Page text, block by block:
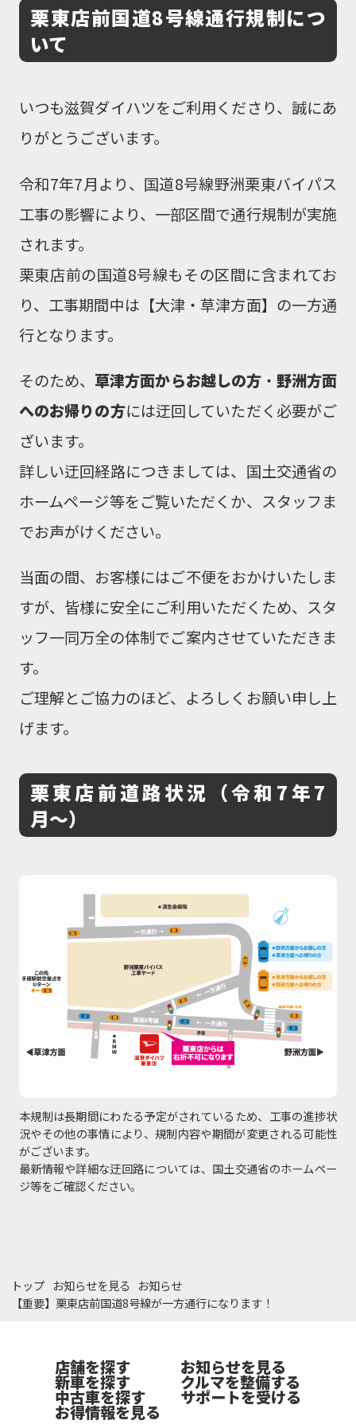
栗東店前国道8号線通行規制につ
いて
いつも滋賀ダイハツをご利用くださり、誠にあ
りがとうございます。
令和7年7月より、国道8号線野洲栗東バイパス
工事の影響により、一部区間で通行規制が実施
されます。
栗東店前の国道8号線もその区間に含まれてお
り、工事期間中は【大津・草津方面】の一方通
行となります。
そのため、 草津方面からお越しの方・ 野洲方面
へのお帰りの方には迂回していただく必要がご
ざいます。
詳しい迂回経路につきましては、国土交通省の
ホームページ等をご覧いただくか、スタッフま
でお声がけください。
当面の間、お客様にはご不便をおかけいたしま
すが、皆様に安全にご利用いただくため、スタ
ッフ一同万全の体制でご案内させていただきま
す。
ご理解とご協力のほど、よろしくお願い申し上
げます。
栗東店前道路状況（令和7年7
月〜）
本規制は長期間にわたる予定がされているため、工事の進捗状
況やその他の事情により、規制内容や期間が変更される可能性
がございます。
最新情報や詳細な迂回路については、国土交通省のホームペー
ジ等をご確認ください。
トップ お知らせを見る
お知らせ
【重要】栗東店前国道8号線が一方通行になります！
店舗を探す
新車を探す
中古車を探す
お得情報を見る
お知らせを見る
クルマを整備する
サポートを受ける